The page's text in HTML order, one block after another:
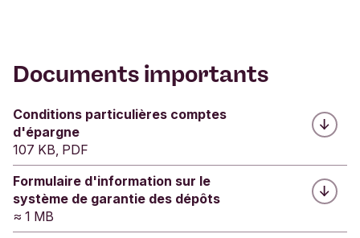
Documents importants
Conditions particulières comptes
d'épargne
107 KB, PDF
Formulaire d'information sur le
système de garantie des dépôts
≈ 1 MB